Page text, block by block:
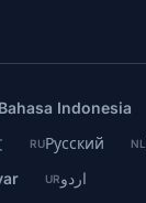
Indonesia
RUРусский NL
URاردو